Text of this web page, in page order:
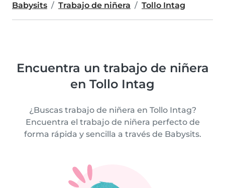
Babysits Trabajo de niñera Tollo Intag
Encuentra un trabajo de niñera
en Tollo Intag
¿Buscas trabajo de niñera en Tollo Intag?
Encuentra el trabajo de niñera perfecto de
forma rápida y sencilla a través de Babysits.